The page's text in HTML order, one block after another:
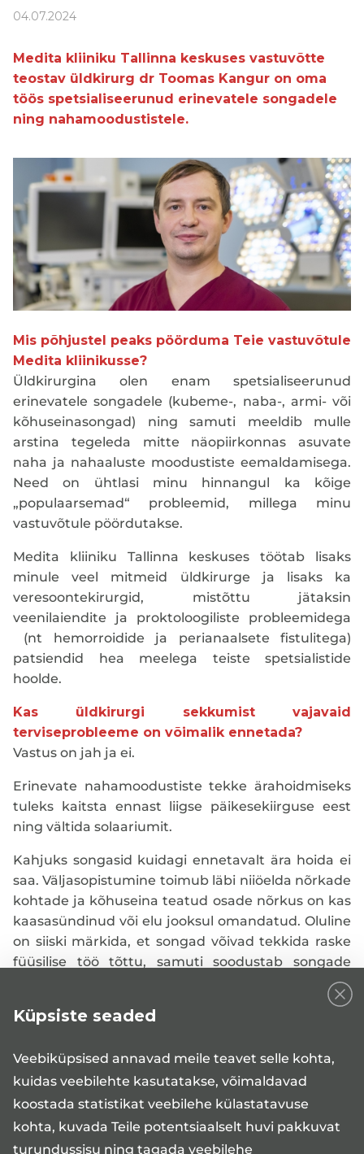
Küpsiste seaded
Veebiküpsised annavad meile teavet selle kohta,
kuidas veebilehte kasutatakse, võimaldavad
koostada statistikat veebilehe külastatavuse
kohta, kuvada Teile potentsiaalselt huvi pakkuvat
turundussisu ning tagada veebilehe
04.07.2024
Medita kliiniku Tallinna keskuses vastuvõtte
teostav üldkirurg dr Toomas Kangur on oma
töös spetsialiseerunud erinevatele songadele
ning nahamoodustistele.
Mis põhjustel peaks pöörduma Teie vastuvõtule
Medita kliinikusse?
Üldkirurgina olen enam spetsialiseerunud
erinevatele songadele (kubeme-, naba-, armi- või
kõhuseinasongad) ning samuti meeldib mulle
arstina tegeleda mitte näopiirkonnas asuvate
naha ja nahaaluste moodustiste eemaldamisega.
Need on ühtlasi minu hinnangul ka kõige
„populaarsemad“ probleemid, millega minu
vastuvõtule pöördutakse.
Medita kliiniku Tallinna keskuses töötab lisaks
minule veel mitmeid üldkirurge ja lisaks ka
veresoontekirurgid, mistõttu jätaksin
veenilaiendite ja proktoloogiliste probleemidega
(nt hemorroidide ja perianaalsete fistulitega)
patsiendid hea meelega teiste spetsialistide
hoolde.
Kas üldkirurgi sekkumist vajavaid
terviseprobleeme on võimalik ennetada?
Vastus on jah ja ei.
Erinevate nahamoodustiste tekke ärahoidmiseks
tuleks kaitsta ennast liigse päikesekiirguse eest
ning vältida solaariumit.
Kahjuks songasid kuidagi ennetavalt ära hoida ei
saa. Väljasopistumine toimub läbi niiöelda nõrkade
kohtade ja kõhuseina teatud osade nõrkus on kas
kaasasündinud või elu jooksul omandatud. Oluline
on siiski märkida, et songad võivad tekkida raske
füüsilise töö tõttu, samuti soodustab songade
tekkimist oluline kehakaalu tõus, kõhukinnisus või
vastuvõtule tulekut?
Medita kliiniku Tallinna keskuses teostavad
vastuvõtte ja päevaraviprotseduure päris mitmed
operatsioonipäevad on ette planeeritud.